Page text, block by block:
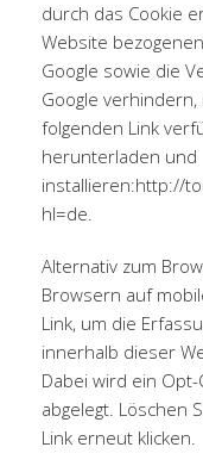
durch das Cookie
Website
Google sowie die
Google
folgenden Link
herunterladen und
installieren:http://
hl=de.
Alternativ zum
Browsern auf
Link, um die
innerhalb dieser
Dabei wird ein
abgelegt. Löschen
Link erneut klicken.